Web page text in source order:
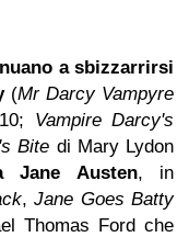
a sbizzarrirsi
(Mr Darcy Vampyre
Vampire Darcy's
Bite di Mary Lydon
Austen, in
,Jane Goes Batty
Thomas Ford che